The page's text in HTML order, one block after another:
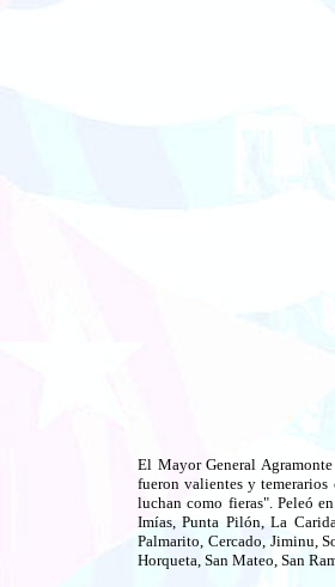
El Mayor General
fueron valientes y
luchan como fieras". Peleó
Imías, Punta Pilón, La
Palmarito, Cercado, Jiminu,
Horqueta, San Mateo, San